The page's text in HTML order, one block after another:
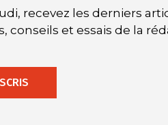
recevez les derniers
conseils et essais de la